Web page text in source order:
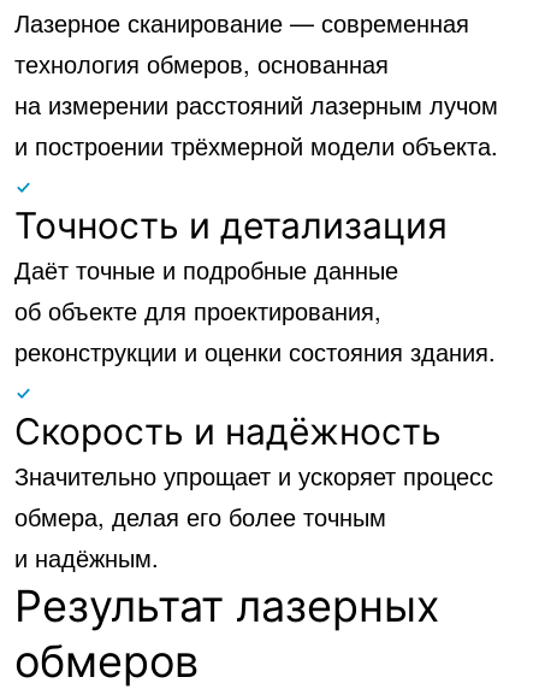
Лазерное сканирование — современная
технология обмеров, основанная
на измерении расстояний лазерным лучом
и построении трёхмерной модели объекта.
Точность и детализация
Даёт точные и подробные данные
об объекте для проектирования,
реконструкции и оценки состояния здания.
Скорость и надёжность
Значительно упрощает и ускоряет процесс
обмера, делая его более точным
и надёжным.
Результат лазерных
обмеров